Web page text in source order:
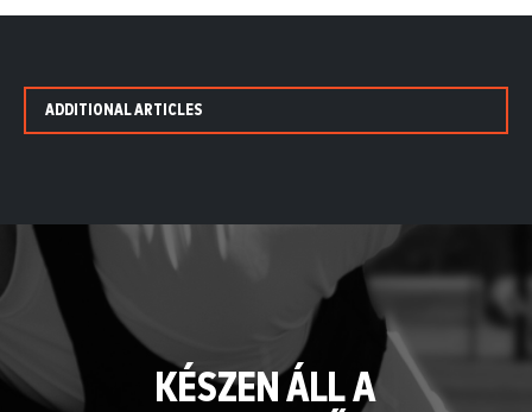
ADDITIONAL ARTICLES
KÉSZEN ÁLL A